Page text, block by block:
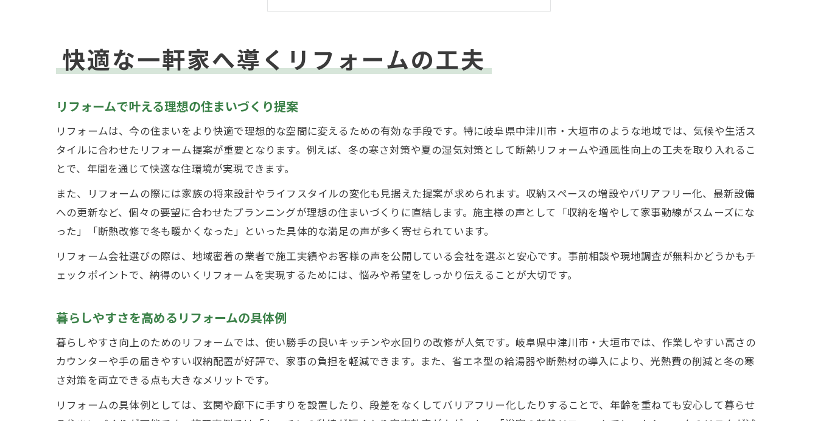
家族構成に合わせたリフォームのポイント
岐阜県で叶える断熱リフォーム実践術
リフォームで断熱性を高める実用的な方法
寒さ対策に役立つリフォームの選び方紹介
リフォーム事例から学ぶ断熱の成功ポイント
リフォーム費用を抑えるための工夫事例
予算内で満足度が高いリフォームの実例
コストパフォーマンス重視のリフォーム法
補助金活用で賢くリフォーム費用を節約
地域密着型のリフォーム補助金を活用する
リフォーム時に利用できる公的制度紹介
最新リフォーム補助金の申請ポイント解説
快適な一軒家へ導くリフォームの工夫
リフォームで叶える理想の住まいづくり提案
リフォームは、今の住まいをより快適で理想的な空間に変えるための有効な手段です。特に岐阜県中津川市・大垣市のような地域では、気候や生活ス
タイルに合わせたリフォーム提案が重要となります。例えば、冬の寒さ対策や夏の湿気対策として断熱リフォームや通風性向上の工夫を取り入れるこ
とで、年間を通じて快適な住環境が実現できます。
また、リフォームの際には家族の将来設計やライフスタイルの変化も見据えた提案が求められます。収納スペースの増設やバリアフリー化、最新設備
への更新など、個々の要望に合わせたプランニングが理想の住まいづくりに直結します。施主様の声として「収納を増やして家事動線がスムーズにな
った」「断熱改修で冬も暖かくなった」といった具体的な満足の声が多く寄せられています。
リフォーム会社選びの際は、地域密着の業者で施工実績やお客様の声を公開している会社を選ぶと安心です。事前相談や現地調査が無料かどうかもチ
ェックポイントで、納得のいくリフォームを実現するためには、悩みや希望をしっかり伝えることが大切です。
暮らしやすさを高めるリフォームの具体例
暮らしやすさ向上のためのリフォームでは、使い勝手の良いキッチンや水回りの改修が人気です。岐阜県中津川市・大垣市では、作業しやすい高さの
カウンターや手の届きやすい収納配置が好評で、家事の負担を軽減できます。また、省エネ型の給湯器や断熱材の導入により、光熱費の削減と冬の寒
さ対策を両立できる点も大きなメリットです。
リフォームの具体例としては、玄関や廊下に手すりを設置したり、段差をなくしてバリアフリー化したりすることで、年齢を重ねても安心して暮らせ